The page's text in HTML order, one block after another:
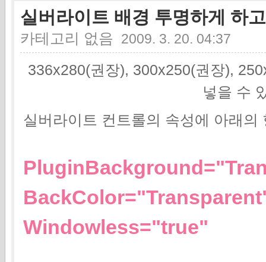
실버라이트 배경 투명하게 하
카테고리 없음 2009. 3. 20. 04:37
336x280(권장), 300x250(권장),
넣을 수
실버라이트 컨트롤의 속성에 아래의
Windowless="true"